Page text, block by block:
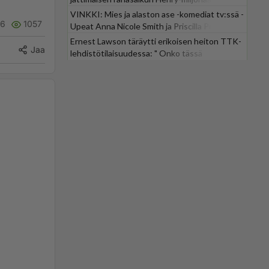
6 1057
Jaa
VINKKI: Mies ja alaston ase -komediat tv:ssä -
Upeat Anna Nicole Smith ja Priscilla Presley
mukana
Ernest Lawson täräytti erikoisen heiton TTK-
lehdistötilaisuudessa: " Onko tässä